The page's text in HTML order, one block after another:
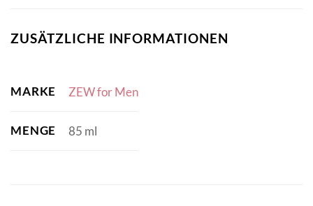
ZUSÄTZLICHE INFORMATIONEN
MARKE ZEW for Men
MENGE 85 ml